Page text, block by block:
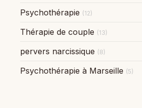
Psychothérapie (12)
Thérapie de couple (13)
pervers narcissique (8)
Psychothérapie à Marseille (5)